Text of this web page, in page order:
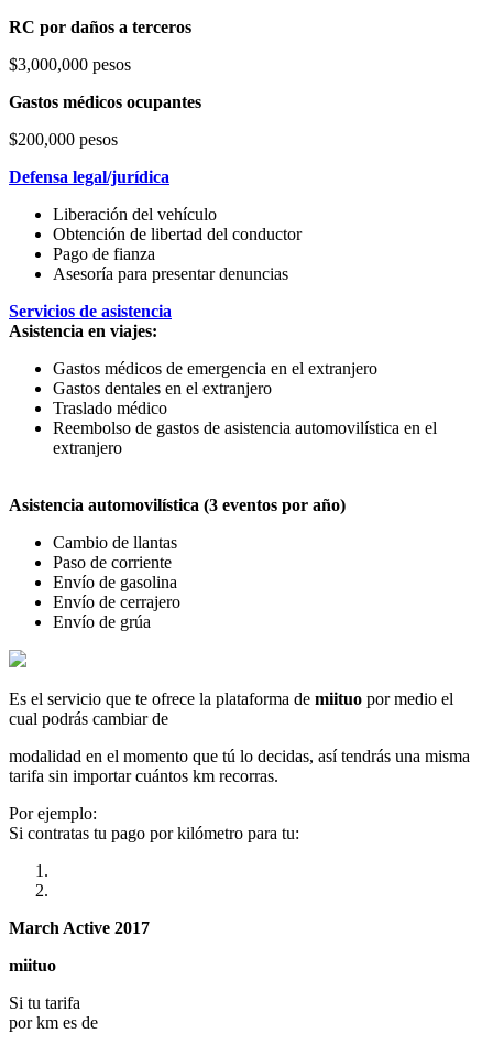
RC por daños a terceros
$3,000,000 pesos
Gastos médicos ocupantes
$200,000 pesos
Defensa legal/jurídica
Liberación del vehículo
Obtención de libertad del conductor
Pago de fianza
Asesoría para presentar denuncias
Servicios de asistencia
Asistencia en viajes:
Gastos médicos de emergencia en el extranjero
Gastos dentales en el extranjero
Traslado médico
Reembolso de gastos de asistencia automovilística en el
extranjero
Asistencia automovilística (3 eventos por año)
Cambio de llantas
Paso de corriente
Envío de gasolina
Envío de cerrajero
Envío de grúa
Es el servicio que te ofrece la plataforma de miituo por medio el
cual podrás cambiar de
modalidad en el momento que tú lo decidas, así tendrás una misma
tarifa sin importar cuántos km recorras.
Por ejemplo:
Si contratas tu pago por kilómetro para tu:
March Active 2017
miituo
Si tu tarifa
por km es de